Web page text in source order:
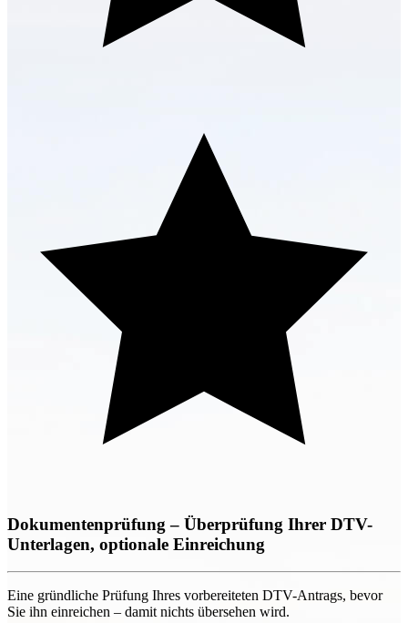
Dokumentenprüfung – Überprüfung Ihrer DTV-
Unterlagen, optionale Einreichung
Eine gründliche Prüfung Ihres vorbereiteten DTV-Antrags, bevor
Sie ihn einreichen – damit nichts übersehen wird.